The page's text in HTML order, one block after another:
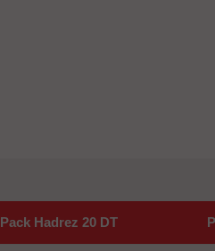
Pack Hadrez 20 DT